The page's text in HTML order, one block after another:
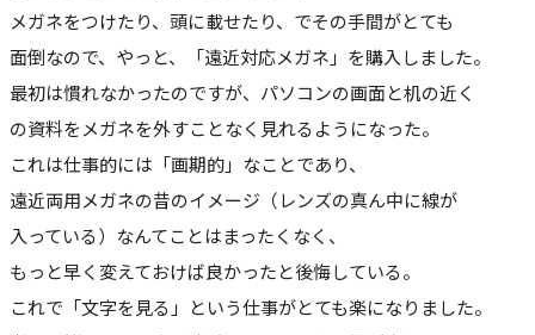
メガネをつけたり、頭に載せたり、でその手間がとても
面倒なので、やっと、「遠近対応メガネ」を購入しました。
最初は慣れなかったのですが、パソコンの画面と机の近く
の資料をメガネを外すことなく見れるようになった。
これは仕事的には「画期的」なことであり、
遠近両用メガネの昔のイメージ（レンズの真ん中に線が
入っている）なんてことはまったくなく、
もっと早く変えておけば良かったと後悔している。
これで「文字を見る」という仕事がとても楽になりました。